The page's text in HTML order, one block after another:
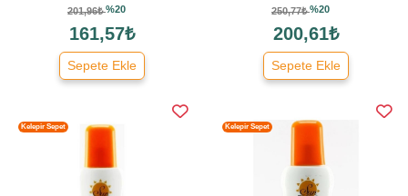
201,96₺%20
161,57₺
Sepete Ekle
250,77₺%20
200,61₺
Sepete Ekle
Kelepir Sepet Kelepir Sepet